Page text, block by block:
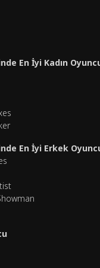
En İyi Kadın
En İyi Erkek